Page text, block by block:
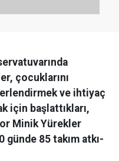
çocuklarını
ve ihtiyaç
için başlattıkları,
Minik Yürekler
günde 85 takım atkı-